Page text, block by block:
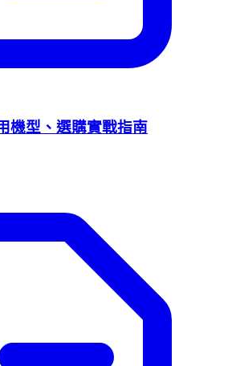
機型、選購實戰指南